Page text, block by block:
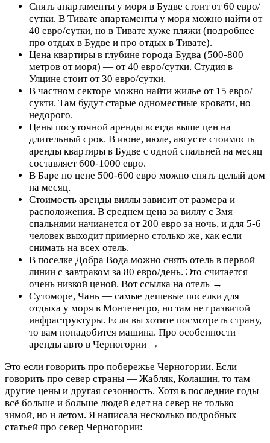
Снять апартаменты у моря в Будве стоит от 60 евро/
сутки. В Тивате апартаменты у моря можно найти от
40 евро/сутки, но в Тивате хуже пляжи (подробнее
про отдых в Будве и про отдых в Тивате).
Цена квартиры в глубине города Будва (500-800
метров от моря) — от 40 евро/сутки. Студия в
Улцине стоит от 30 евро/сутки.
В частном секторе можно найти жилье от 15 евро/
сукти. Там будут старые одноместные кровати, но
недорого.
Цены посуточной аренды всегда выше цен на
длительный срок. В июне, июле, августе стоимость
аренды квартиры в Будве с одной спальней на месяц
составляет 600-1000 евро.
В Баре по цене 500-600 евро можно снять целый дом
на месяц.
Стоимость аренды виллы зависит от размера и
расположения. В среднем цена за виллу с 3мя
спальнями начианется от 200 евро за ночь, и для 5-6
человек выходит примерно столько же, как если
снимать на всех отель.
В поселке Добра Вода можно снять отель в первой
линии с завтраком за 80 евро/день. Это считается
очень низкой ценой. Вот ссылка на отель →
Сутоморе, Чань — самые дешевые поселки для
отдыха у моря в Монтенегро, но там нет развитой
инфраструктуры. Если вы хотите посмотреть страну,
то вам понадобится машина. Про особенности
аренды авто в Черногории →
Это если говорить про побережье Черногории. Если
говорить про север страны — Жабляк, Колашин, то там
другие цены и другая сезонность. Хотя в последние годы
всё больше и больше людей едет на север не только
зимой, но и летом. Я написала несколько подробных
статьей про север Черногории: